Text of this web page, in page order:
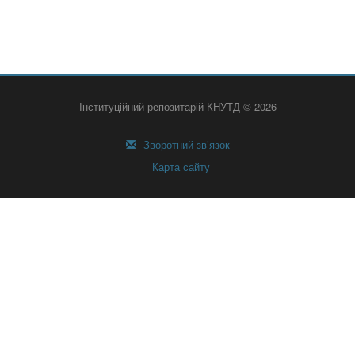
Інституційний репозитарій КНУТД © 2026
Зворотний зв’язок
Карта сайту